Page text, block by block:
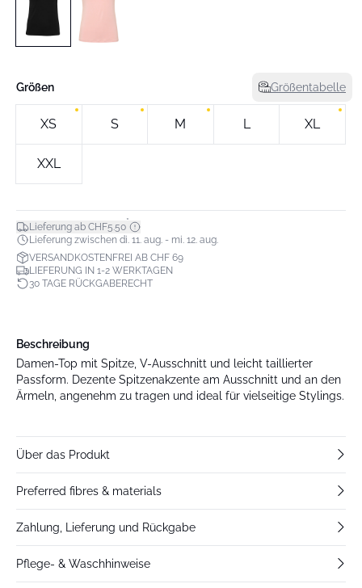
Größen Größentabelle
XS S M L XL
XXL
Lieferung ab CHF5.50*
Lieferung zwischen di. 11. aug. - mi. 12. aug.
VERSANDKOSTENFREI AB CHF 69
LIEFERUNG IN 1-2 WERKTAGEN
30 TAGE RÜCKGABERECHT
Beschreibung
Damen-Top mit Spitze, V-Ausschnitt und leicht taillierter
Passform. Dezente Spitzenakzente am Ausschnitt und an den
Ärmeln, angenehm zu tragen und ideal für vielseitige Stylings.
Über das Produkt
Preferred fibres & materials
Zahlung, Lieferung und Rückgabe
Pflege- & Waschhinweise